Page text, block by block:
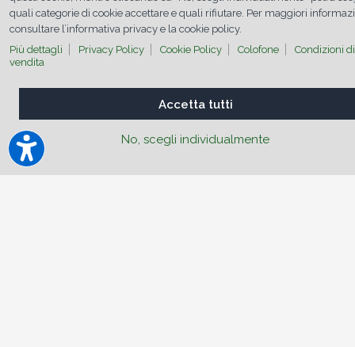
Per questo motivo, è necessario porre maggiore attenzione
ha reso evidente l’importanza della prevenzione e della tutela
della salute. Assicurare la qualità dell’aria negli ambienti chiusi
può aiutare a ridurre il rischio di malattie respiratorie e
migliorare il benessere delle persone.
quali categorie di cookie accettare e quali rifiutare. Per maggiori
consultare l’informativa privacy e la cookie policy.
Più dettagli
Privacy Policy Cookie Policy Colofone
Condizioni di
vendita
Accetta tutti
No, scegli individualmente